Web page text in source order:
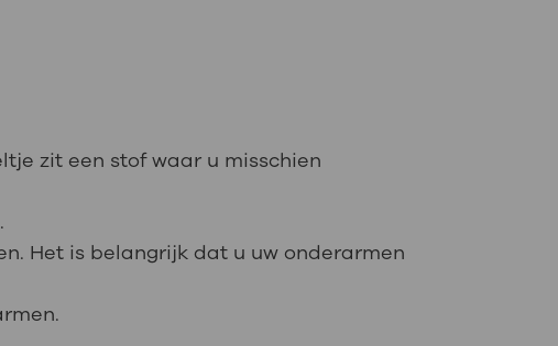
zit een stof waar u misschien
Het is belangrijk dat u uw onderarmen